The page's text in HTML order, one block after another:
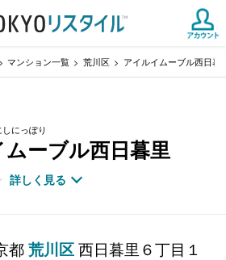
マンション一覧 荒川区 アイルイムーブル西日暮
にっぽり
ーブル西日暮里
詳しく見る
都荒川区西日暮里６丁目１